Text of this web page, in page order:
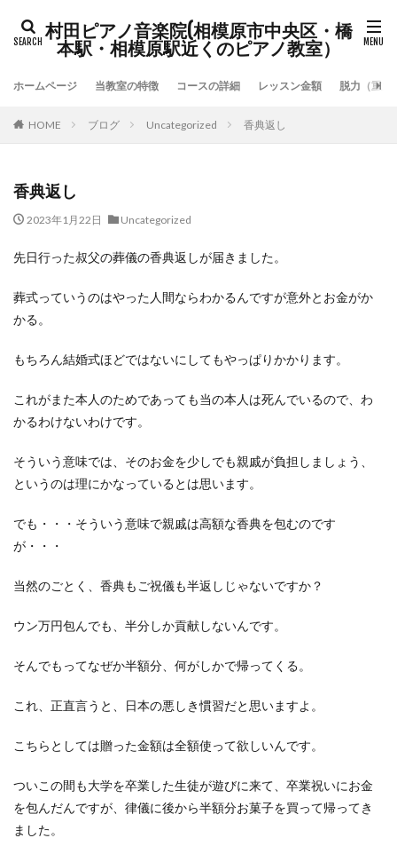
村田ピアノ音楽院(相模原市中央区・橋
本駅・相模原駅近くのピアノ教室）
ホームページ 当教室の特徴 コースの詳細 レッスン金額 脱力（重力
HOME ブログ Uncategorized 香典返し
香典返し
2023年1月22日 Uncategorized
先日行った叔父の葬儀の香典返しが届きました。
葬式っていうのはやった人間ならわかるんですが意外とお金がか
かる。
もちろん結婚式ほどではないにしてもやっぱりかかります。
これがまた本人のためであっても当の本人は死んでいるので、わ
かるわけないわけです。
そういう意味では、そのお金を少しでも親戚が負担しましょう、
というのは理にかなっているとは思います。
でも・・・そういう意味で親戚は高額な香典を包むのです
が・・・
当然のごとく、香典もご祝儀も半返しじゃないですか？
ウン万円包んでも、半分しか貢献しないんです。
そんでもってなぜか半額分、何がしかで帰ってくる。
これ、正直言うと、日本の悪しき慣習だと思いますよ。
こちらとしては贈った金額は全額使って欲しいんです。
ついこの間も大学を卒業した生徒が遊びに来て、卒業祝いにお金
を包んだんですが、律儀に後から半額分お菓子を買って帰ってき
ました。